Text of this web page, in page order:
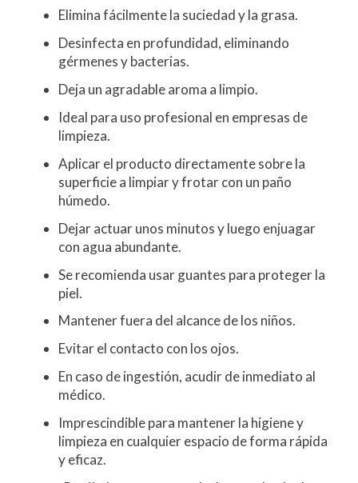
Elimina fácilmente la suciedad y la grasa.
Desinfecta en profundidad, eliminando
gérmenes y bacterias.
Deja un agradable aroma a limpio.
Ideal para uso profesional en empresas de
limpieza.
Aplicar el producto directamente sobre la
superficie a limpiar y frotar con un paño
húmedo.
Dejar actuar unos minutos y luego enjuagar
con agua abundante.
Se recomienda usar guantes para proteger la
piel.
Mantener fuera del alcance de los niños.
Evitar el contacto con los ojos.
En caso de ingestión, acudir de inmediato al
médico.
Imprescindible para mantener la higiene y
limpieza en cualquier espacio de forma rápida
y eficaz.